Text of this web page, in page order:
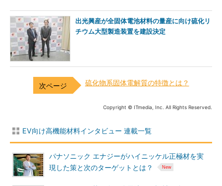
出光興産が全固体電池材料の量産に向け硫化リ
チウム大型製造装置を建設決定
硫化物系固体電解質の特徴とは？
Copyright © ITmedia, Inc. All Rights Reserved.
EV向け高機能材料インタビュー 連載一覧
パナソニック エナジーがハイニッケル正極材を実
現した策と次のターゲットとは？